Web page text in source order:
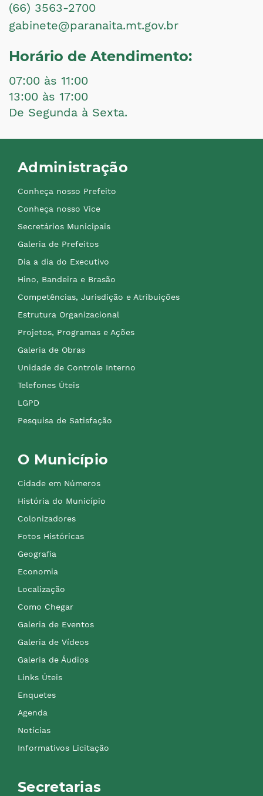
(66) 3563-2700
gabinete@paranaita.mt.gov.br
Horário de Atendimento:
07:00 às 11:00
13:00 às 17:00
De Segunda à Sexta.
Administração
Conheça nosso Prefeito
Conheça nosso Vice
Secretários Municipais
Galeria de Prefeitos
Dia a dia do Executivo
Hino, Bandeira e Brasão
Competências, Jurisdição e Atribuições
Estrutura Organizacional
Projetos, Programas e Ações
Galeria de Obras
Unidade de Controle Interno
Telefones Úteis
LGPD
Pesquisa de Satisfação
O Município
Cidade em Números
História do Município
Colonizadores
Fotos Históricas
Geografia
Economia
Localização
Como Chegar
Galeria de Eventos
Galeria de Vídeos
Galeria de Áudios
Links Úteis
Enquetes
Agenda
Notícias
Informativos Licitação
Secretarias